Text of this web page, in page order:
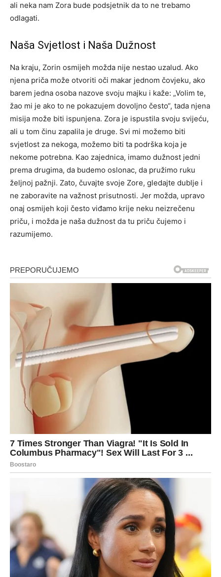
ali neka nam Zora bude podsjetnik da to ne trebamo
odlagati.
Naša Svjetlost i Naša Dužnost
Na kraju, Zorin osmijeh možda nije nestao uzalud. Ako
njena priča može otvoriti oči makar jednom čovjeku, ako
barem jedna osoba nazove svoju majku i kaže: „Volim te,
žao mi je ako to ne pokazujem dovoljno često“, tada njena
misija može biti ispunjena. Zora je ispustila svoju svijeću,
ali u tom činu zapalila je druge. Svi mi možemo biti
svjetlost za nekoga, možemo biti ta podrška koja je
nekome potrebna. Kao zajednica, imamo dužnost jedni
prema drugima, da budemo oslonac, da pružimo ruku
željnoj pažnji. Zato, čuvajte svoje Zore, gledajte dublje i
ne zaboravite na važnost prisutnosti. Jer možda, upravo
onaj osmijeh koji često viđamo krije neku neizrečenu
priču, i možda je naša dužnost da tu priču čujemo i
razumijemo.